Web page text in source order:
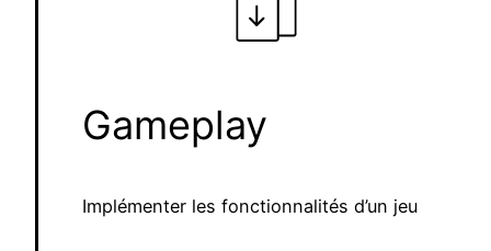
Gameplay
Implémenter les fonctionnalités d’un jeu